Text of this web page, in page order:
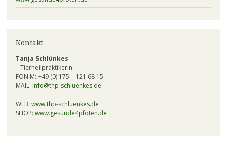
Kontakt
Tanja Schlünkes
– Tierheilpraktikerin –
FON M: +49 (0) 175 – 121 68 15
MAIL: info@thp-schluenkes.de
WEB: www.thp-schluenkes.de
SHOP: www.gesunde4pfoten.de